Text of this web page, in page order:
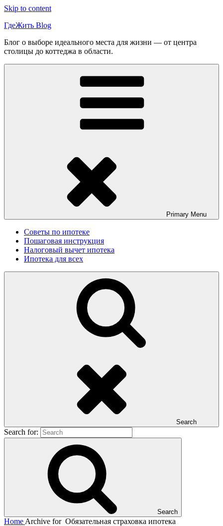
Skip to content
ГдеЖить Blog
Блог о выборе идеального места для жизни — от центра
столицы до коттеджа в области.
Primary Menu
Советы по ипотеке
Пошаговая инструкция
Налоговый вычет ипотека
Ипотека для всех
Search
Search for:
Search
Home Archive for Обязательная страховка ипотека